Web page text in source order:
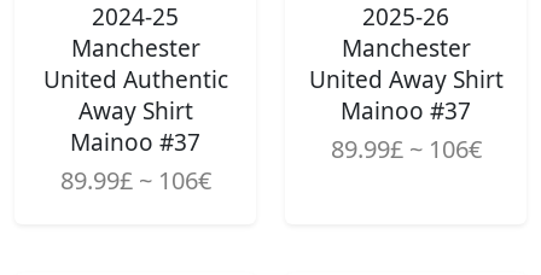
2024-25
Manchester
United Authentic
Away Shirt
Mainoo #37
89.99£ ~ 106€
2025-26
Manchester
United Away Shirt
Mainoo #37
89.99£ ~ 106€